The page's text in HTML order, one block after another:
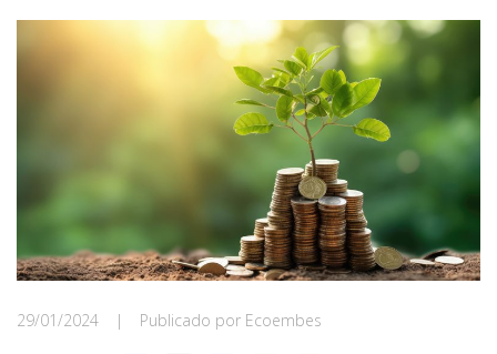
29/01/2024 | Publicado por Ecoembes